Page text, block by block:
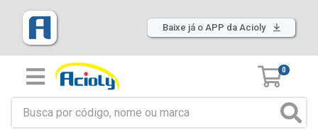
Baixe já o APP da Acioly
0